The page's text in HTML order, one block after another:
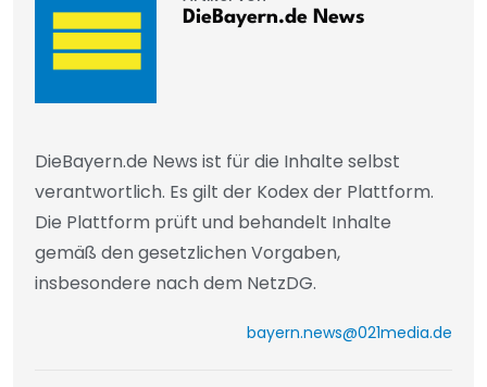
DieBayern.de News
DieBayern.de News ist für die Inhalte selbst
verantwortlich. Es gilt der Kodex der Plattform.
Die Plattform prüft und behandelt Inhalte
gemäß den gesetzlichen Vorgaben,
insbesondere nach dem NetzDG.
bayern.news@021media.de